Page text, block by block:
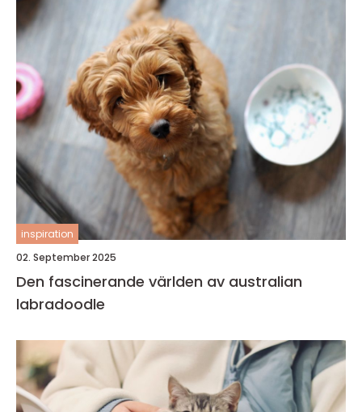
inspiration
02. September 2025
Den fascinerande världen av australian
labradoodle